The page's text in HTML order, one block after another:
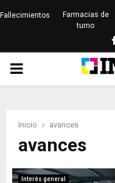
Fallecimientos
Farmacias de
turno
PRIMARY
Inicio avances
avances
Interés general